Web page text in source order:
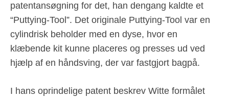
patentansøgning for det, han dengang kaldte et
“Puttying-Tool”. Det originale Puttying-Tool var en
cylindrisk beholder med en dyse, hvor en
klæbende kit kunne placeres og presses ud ved
hjælp af en håndsving, der var fastgjort bagpå.
I hans oprindelige patent beskrev Witte formålet